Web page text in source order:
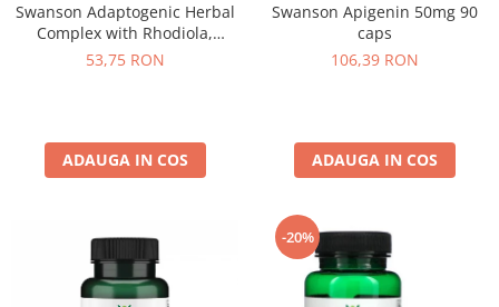
Universal
Vitargo
Swanson Adaptogenic Herbal
Complex with Rhodiola,
Ashwagandha & Ginseng 60
53,75 RON
ADAUGA IN COS
Swanson Apigenin 50mg 90
caps
106,39 RON
ADAUGA IN COS
-20%